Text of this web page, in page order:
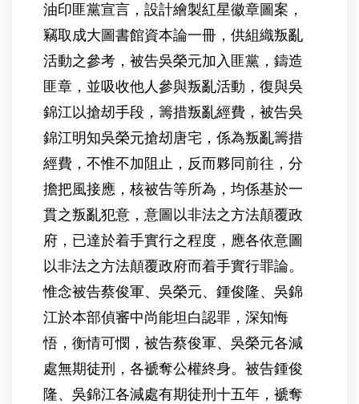
油印匪黨宣言，設計繪製紅星徽章圖案，
竊取成大圖書館資本論一冊，供組織叛亂
活動之參考，被告吳榮元加入匪黨，鑄造
匪章，並吸收他人參與叛亂活動，復與吳
錦江以搶刼手段，籌措叛亂經費，被告吳
錦江明知吳榮元搶刼唐宅，係為叛亂籌措
經費，不惟不加阻止，反而夥同前往，分
擔把風接應，核被告等所為，均係基於一
貫之叛亂犯意，意圖以非法之方法顛覆政
府，已達於着手實行之程度，應各依意圖
以非法之方法顛覆政府而着手實行罪論。
惟念被告蔡俊軍、吳榮元、鍾俊隆、吳錦
江於本部偵審中尚能坦白認罪，深知悔
悟，衡情可憫，被告蔡俊軍、吳榮元各減
處無期徒刑，各褫奪公權終身。被告鍾俊
隆、吳錦江各減處有期徒刑十五年，褫奪